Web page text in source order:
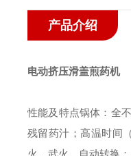
产品介绍
电动挤压滑盖煎药机
性能及特点锅体：全
残留药汁； 高温时间
火、武火、自动转换；